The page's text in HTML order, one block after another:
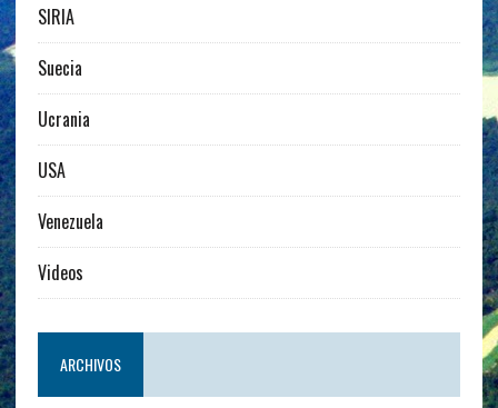
SIRIA
Suecia
Ucrania
USA
Venezuela
Videos
ARCHIVOS